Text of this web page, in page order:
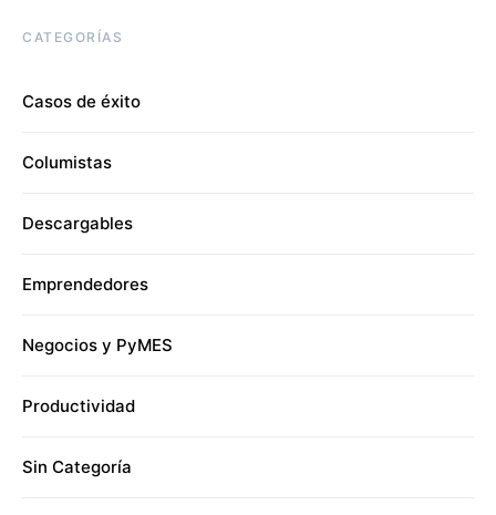
CATEGORÍAS
Casos de éxito
Columistas
Descargables
Emprendedores
Negocios y PyMES
Productividad
Sin Categoría